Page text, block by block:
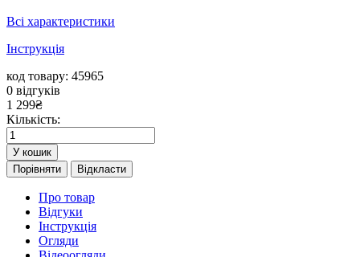
Всі характеристики
Інструкція
код товару: 45965
0 відгуків
1 299₴
Кількість:
У кошик
Порівняти
Відкласти
Про товар
Відгуки
Інструкція
Огляди